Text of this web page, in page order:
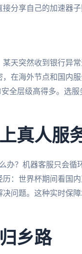
分享自己的加速器
天突然收到银行异
在海外节点和国内
全层级高得多。选
真人服
办？机器客服只会
：世界杯期间看国
问题。这种实时保
乡路